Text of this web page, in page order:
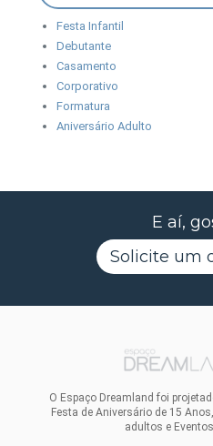
Festa Infantil
Debutante
Casamento
Corporativo
Formatura
Aniversário Adulto
E aí,
Solicite um
O Espaço Dreamland foi
Festa de Aniversário de 15
adultos e